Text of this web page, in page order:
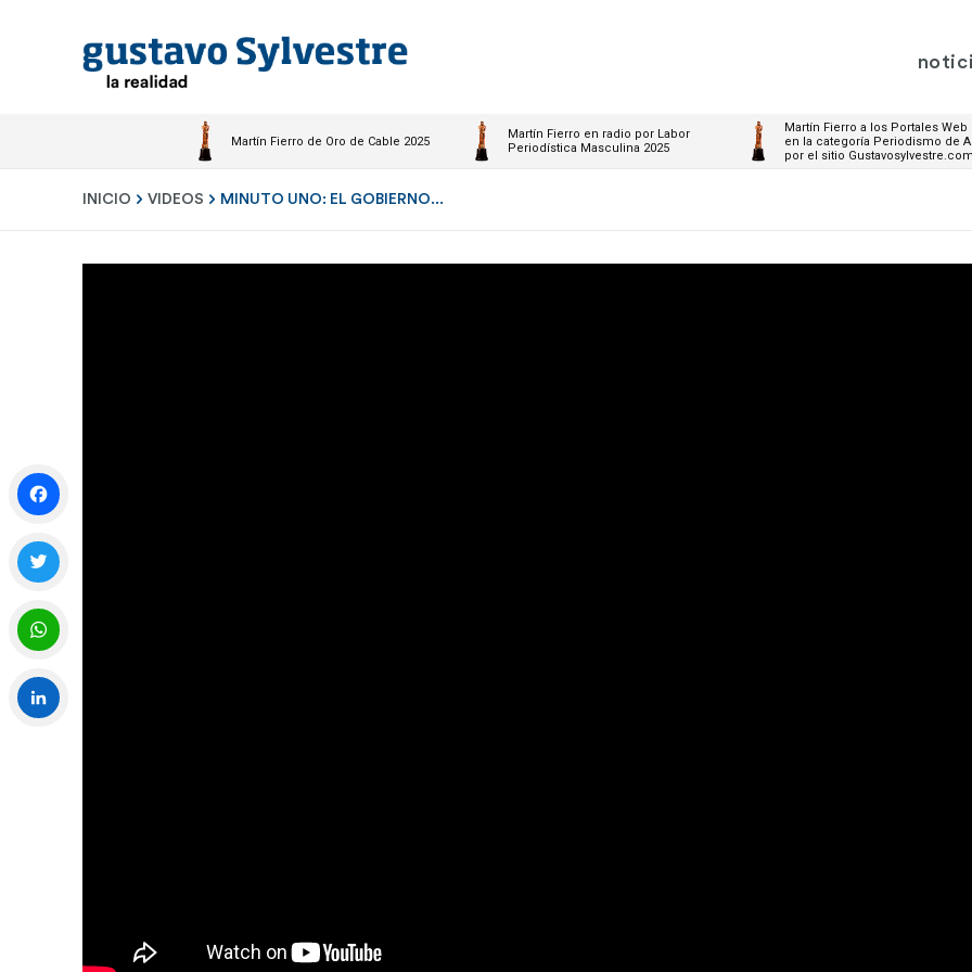
Martín Fierro de Oro de Cable 2025
Martín Fierro en radio por Labor
Periodística Masculina 2025
Martín Fierro a los Portales Web
en la categoría Periodismo de
por el sitio
INICIO VIDEOS MINUTO UNO: EL GOBIERNO...
Facebook
Twitter
WhatsApp